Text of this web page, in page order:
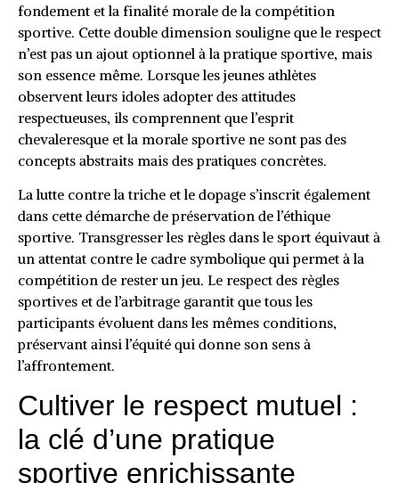
fondement et la finalité morale de la compétition
sportive. Cette double dimension souligne que le respect
n’est pas un ajout optionnel à la pratique sportive, mais
son essence même. Lorsque les jeunes athlètes
observent leurs idoles adopter des attitudes
respectueuses, ils comprennent que l’esprit
chevaleresque et la morale sportive ne sont pas des
concepts abstraits mais des pratiques concrètes.
La lutte contre la triche et le dopage s’inscrit également
dans cette démarche de préservation de l’éthique
sportive. Transgresser les règles dans le sport équivaut à
un attentat contre le cadre symbolique qui permet à la
compétition de rester un jeu. Le respect des règles
sportives et de l’arbitrage garantit que tous les
participants évoluent dans les mêmes conditions,
préservant ainsi l’équité qui donne son sens à
l’affrontement.
Cultiver le respect mutuel :
la clé d’une pratique
sportive enrichissante